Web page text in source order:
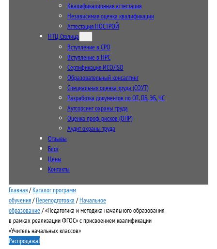
Квалификационная аттестация
Независимая оценка квалификации
Аттестация НОСТРОЙ
НТЦ Столица
Вступление в СРО
Вступление в НРС
Сертификация ИСО/ISO
Образовательный консалтинг
Специальная оценка труда (СОУТ)
Разработка документов по ОТ, ПБ, ЭБ, ЧС
Аутсорсинг охраны труда
Оценка проф. рисков (ОПР)
Аудит охраны труда
Отзывы
Блог
Цены
Контакты
Главная/Каталог программ
обучения/Переподготовка /Начальное
образование/ «Педагогика и методика начального образования
в рамках реализации ФГОС» с присвоением квалификации
«Учитель начальных классов»
Распродажа!